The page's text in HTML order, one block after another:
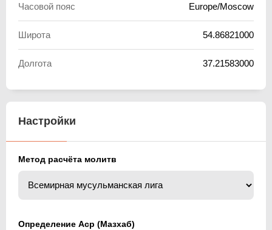
Часовой пояс Europe/Moscow
Широта 54.86821000
Долгота 37.21583000
Настройки
Метод расчёта молитв
Определение Аср (Мазхаб)